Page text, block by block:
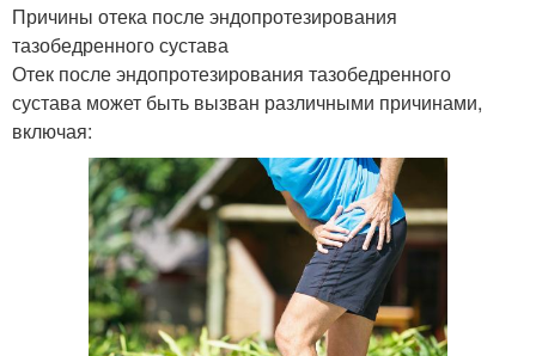
Причины отека после эндопротезирования
тазобедренного сустава
Отек после эндопротезирования тазобедренного
сустава может быть вызван различными причинами,
включая: